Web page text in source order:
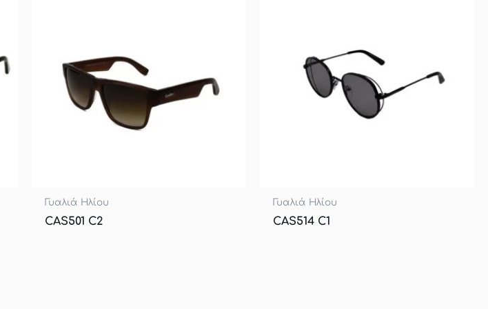
Γυαλιά Ηλίου
CAS501 C2
Γυαλιά Ηλίου
CAS514 C1